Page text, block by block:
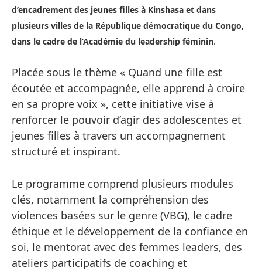
d’encadrement des jeunes filles à Kinshasa et dans
plusieurs villes de la République démocratique du Congo,
dans le cadre de l’Académie du leadership féminin.
Placée sous le thème « Quand une fille est
écoutée et accompagnée, elle apprend à croire
en sa propre voix », cette initiative vise à
renforcer le pouvoir d’agir des adolescentes et
jeunes filles à travers un accompagnement
structuré et inspirant.
Le programme comprend plusieurs modules
clés, notamment la compréhension des
violences basées sur le genre (VBG), le cadre
éthique et le développement de la confiance en
soi, le mentorat avec des femmes leaders, des
ateliers participatifs de coaching et